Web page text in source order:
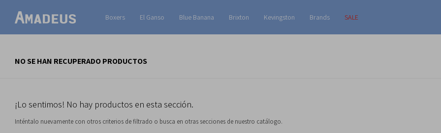
Boxers El Ganso Blue Banana Brixton Kevingston Brands SALE
NO SE HAN RECUPERADO PRODUCTOS
¡Lo sentimos! No hay productos en esta sección.
Inténtalo nuevamente con otros criterios de filtrado o busca en otras secciones de nuestro catálogo.